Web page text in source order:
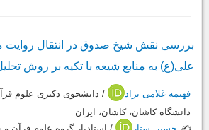
بررسی نقش شیخ صدوق در انتقال روایت
علی(ع) به منابع شیعه با تکیه بر روش
فهیمه غلامی نژاد
/ دانشجوی دکتری علوم
دانشگاه کاشان، کاشان، ایران